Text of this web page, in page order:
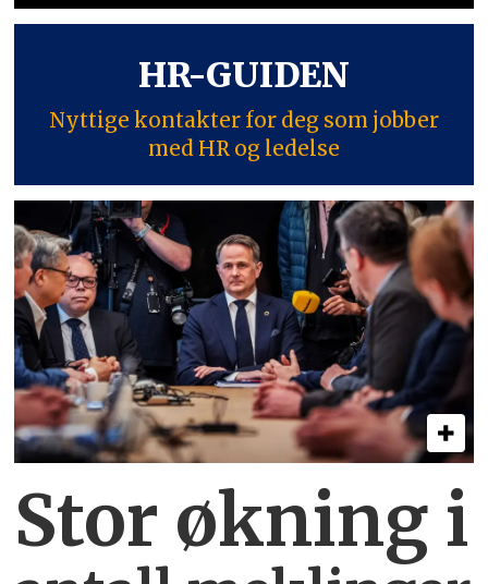
HR-GUIDEN
Nyttige kontakter for deg som jobber
med HR og ledelse
Stor økning i